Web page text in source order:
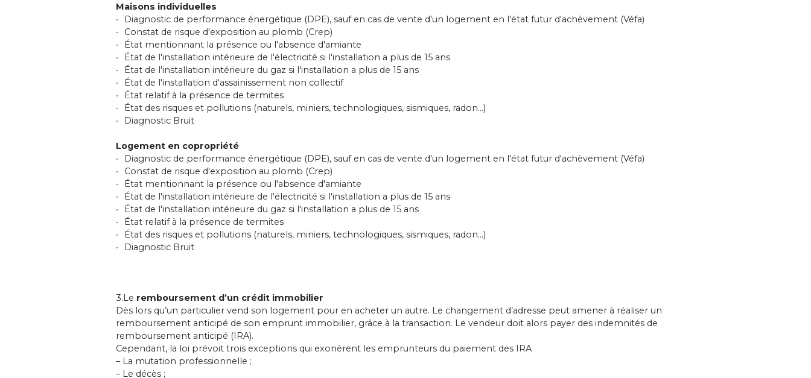
Maisons individuelles
Diagnostic de performance énergétique (DPE), sauf en cas de vente d'un logement en l'état futur d'achèvement (Véfa)
Constat de risque d'exposition au plomb (Crep)
État mentionnant la présence ou l'absence d'amiante
État de l'installation intérieure de l'électricité si l'installation a plus de 15 ans
État de l'installation intérieure du gaz si l'installation a plus de 15 ans
État de l'installation d'assainissement non collectif
État relatif à la présence de termites
État des risques et pollutions (naturels, miniers, technologiques, sismiques, radon...)
Diagnostic Bruit
Logement en copropriété
Diagnostic de performance énergétique (DPE), sauf en cas de vente d'un logement en l'état futur d'achèvement (Véfa)
Constat de risque d'exposition au plomb (Crep)
État mentionnant la présence ou l'absence d'amiante
État de l'installation intérieure de l'électricité si l'installation a plus de 15 ans
État de l'installation intérieure du gaz si l'installation a plus de 15 ans
État relatif à la présence de termites
État des risques et pollutions (naturels, miniers, technologiques, sismiques, radon...)
Diagnostic Bruit
3.Le remboursement d’un crédit immobilier
Dès lors qu’un particulier vend son logement pour en acheter un autre. Le changement d’adresse peut amener à réaliser un
remboursement anticipé de son emprunt immobilier, grâce à la transaction. Le vendeur doit alors payer des indemnités de
remboursement anticipé (IRA).
Cependant, la loi prévoit trois exceptions qui exonèrent les emprunteurs du paiement des IRA
– La mutation professionnelle ;
– Le décès ;